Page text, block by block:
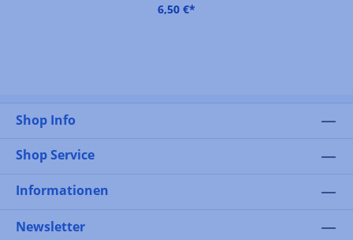
6,50 €*
Shop Info
Shop Service
Informationen
Newsletter